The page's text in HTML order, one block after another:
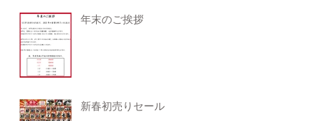
年末のご挨拶
新春初売りセール